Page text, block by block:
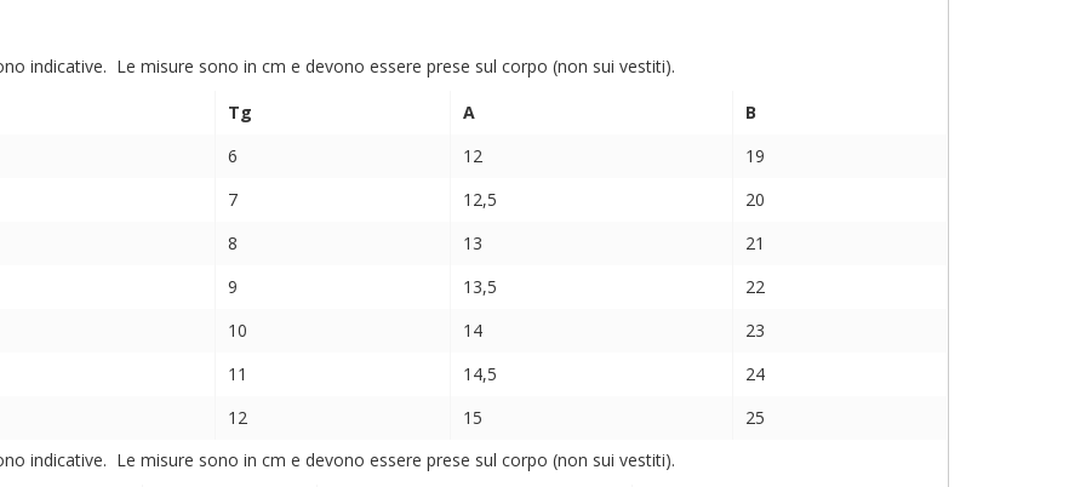
indicative. Le misure sono in cm e devono essere prese sul corpo (non sui vestiti).
Tg A
B
6 12
19
7 12,5
20
8 13
21
9 13,5
22
10 14
23
11 14,5
24
12 15
25
indicative. Le misure sono in cm e devono essere prese sul corpo (non sui vestiti).